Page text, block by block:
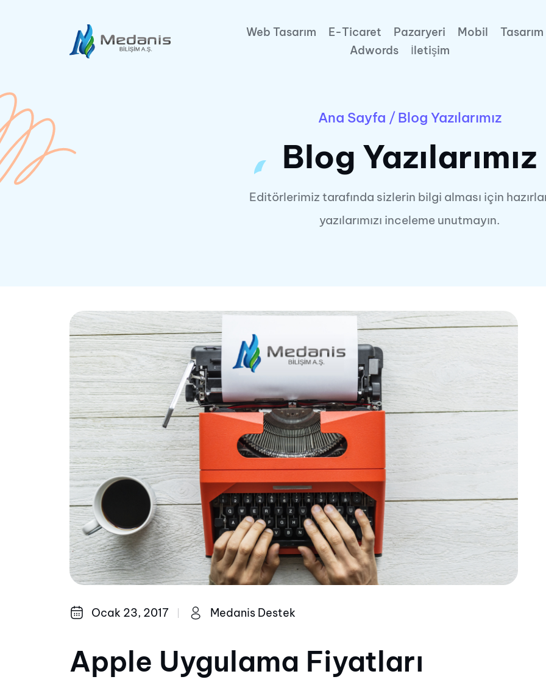
Web Tasarım E-Ticaret Pazaryeri Mobil
Tasarım
Adwords
İletişim
Ana Sayfa /Blog Yazılarımız
Blog Yazılarımız
Editörlerimiz tarafında sizlerin bilgi alması için
yazılarımızı inceleme unutmayın.
Ocak 23, 2017 Medanis Destek
Apple Uygulama Fiyatları